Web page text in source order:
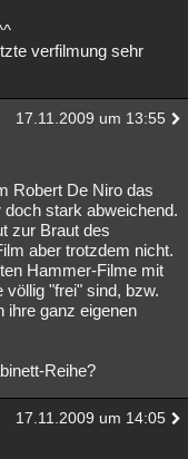
verfilmung sehr
17.11.2009 um 13:55
Robert De Niro das
stark abweichend.
zur Braut des
aber trotzdem nicht.
Hammer-Filme mit
völlig "frei" sind, bzw.
ihre ganz eigenen
Reihe?
17.11.2009 um 14:05